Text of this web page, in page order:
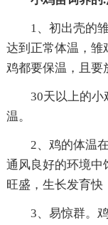
1、初出壳的
达到正常体温，雏
鸡都要保温，且要
30天以上的小
温。
2、鸡的体温
通风良好的环境中
旺盛，生长发育快
3、易惊群。